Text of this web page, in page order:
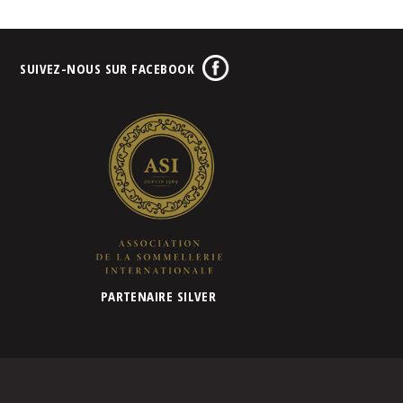
SUIVEZ-NOUS SUR FACEBOOK
PARTENAIRE SILVER